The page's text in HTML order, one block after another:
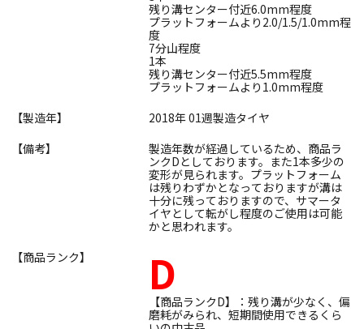
残り溝センター付近6.0mm程度
プラットフォームより2.0/1.5/1.0mm程
度
7分山程度
1本
残り溝センター付近5.5mm程度
プラットフォームより1.0mm程度
【製造年】
2018年 01週製造タイヤ
【備考】
製造年数が経過しているため、商品ラ
ンクDとしております。また1本多少の
変形が見られます。プラットフォーム
は残りわずかとなっておりますが溝は
十分に残っておりますので、サマータ
イヤとして転がし程度のご使用は可能
かと思われます。
【商品ランク】
D
【商品ランクD】：残り溝が少なく、偏
磨耗がみられ、短期間使用できるくら